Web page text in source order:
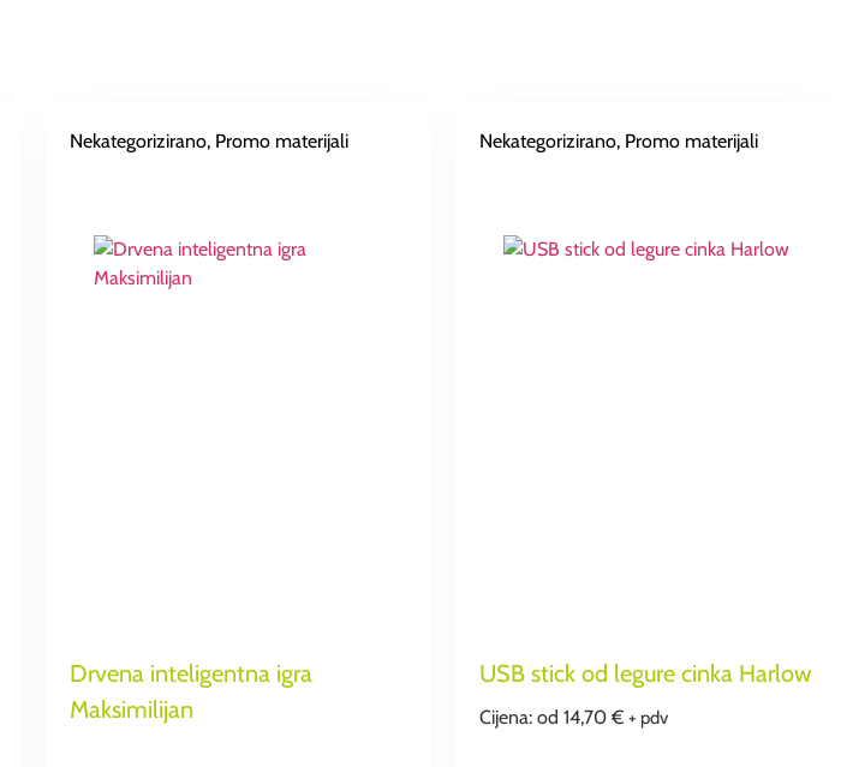
Nekategorizirano, Promo materijali
Drvena inteligentna igra
Maksimilijan
Nekategorizirano, Promo materijali
USB stick od legure cinka Harlow
Cijena: od 14,70€ + pdv